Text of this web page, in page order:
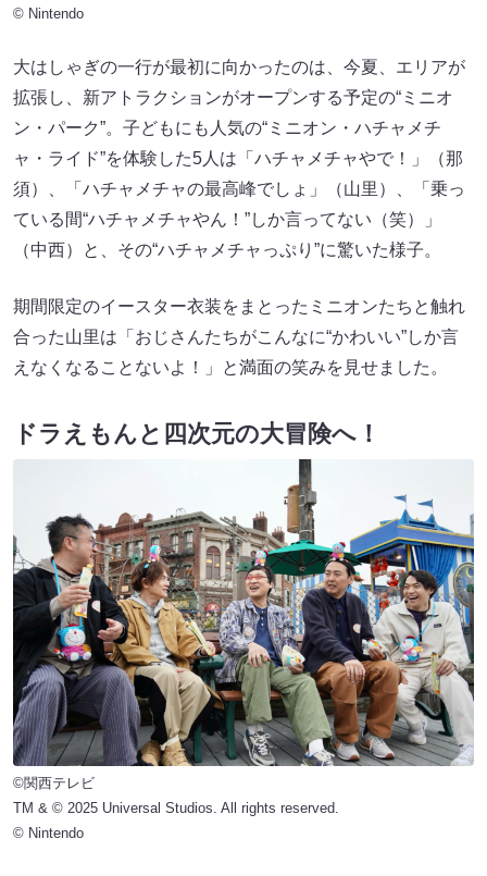
© Nintendo
大はしゃぎの一行が最初に向かったのは、今夏、エリアが
拡張し、新アトラクションがオープンする予定の“ミニオ
ン・パーク”。子どもにも人気の“ミニオン・ハチャメチ
ャ・ライド”を体験した5人は「ハチャメチャやで！」（那
須）、「ハチャメチャの最高峰でしょ」（山里）、「乗っ
ている間“ハチャメチャやん！”しか言ってない（笑）」
（中西）と、その“ハチャメチャっぷり”に驚いた様子。
期間限定のイースター衣装をまとったミニオンたちと触れ
合った山里は「おじさんたちがこんなに“かわいい”しか言
えなくなることないよ！」と満面の笑みを見せました。
ドラえもんと四次元の大冒険へ！
©関西テレビ
TM & © 2025 Universal Studios. All rights reserved.
© Nintendo